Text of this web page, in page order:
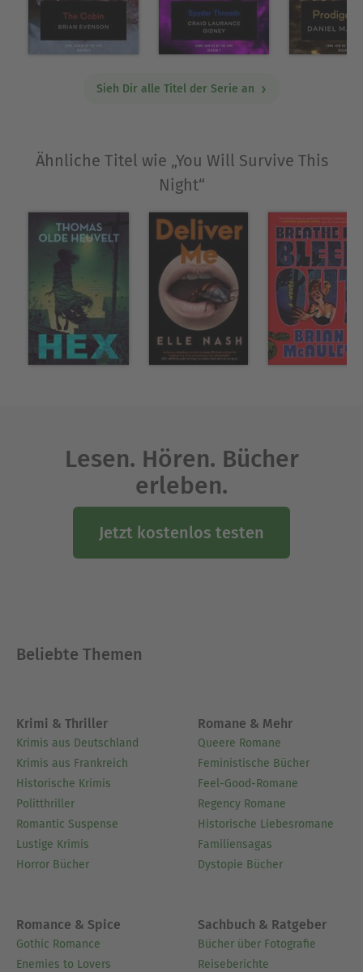
Sieh Dir alle Titel der Serie an
Ähnliche Titel wie „You Will Survive This
Night“
Lesen. Hören. Bücher
erleben.
Jetzt kostenlos testen
Beliebte Themen
Krimi & Thriller
Krimis aus Deutschland
Krimis aus Frankreich
Historische Krimis
Politthriller
Romantic Suspense
Lustige Krimis
Horror Bücher
Romane & Mehr
Queere Romane
Feministische Bücher
Feel-Good-Romane
Regency Romane
Historische Liebesromane
Familiensagas
Dystopie Bücher
Romance & Spice
Gothic Romance
Enemies to Lovers
Sachbuch & Ratgeber
Bücher über Fotografie
Reiseberichte